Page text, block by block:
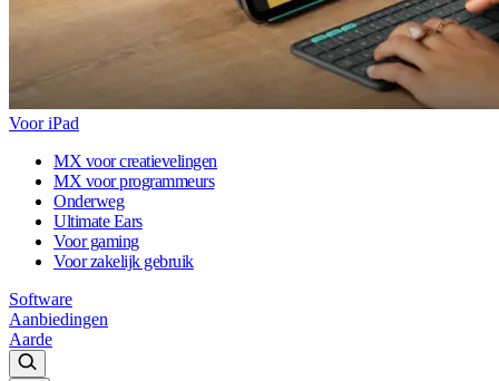
Voor iPad
MX voor creatievelingen
MX voor programmeurs
Onderweg
Ultimate Ears
Voor gaming
Voor zakelijk gebruik
Software
Aanbiedingen
Aarde